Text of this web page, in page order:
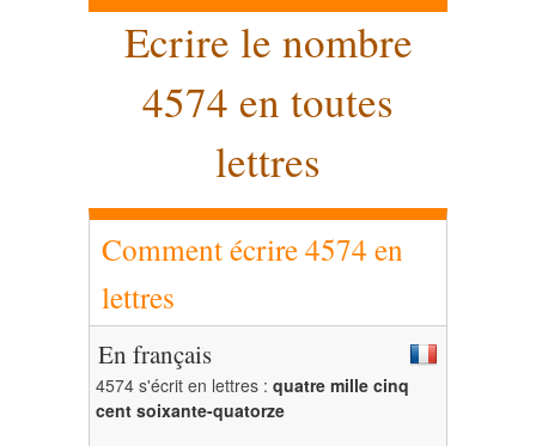
Ecrire le nombre
4574 en toutes
lettres
Comment écrire 4574 en
lettres
En français
4574 s'écrit en lettres : quatre mille cinq
cent soixante-quatorze